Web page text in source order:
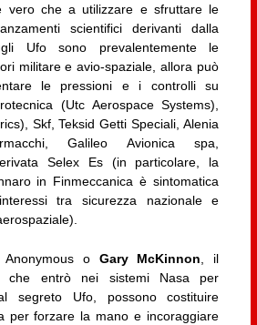
vero che a utilizzare e sfruttare le
scientifici derivanti dalla
Ufo sono prevalentemente le
militare e avio-spaziale, allora può
le pressioni e i controlli su
(Utc Aerospace Systems),
Skf, Teksid Getti Speciali, Alenia
Galileo Avionica spa,
Selex Es (in particolare, la
in Finmeccanica è sintomatica
tra sicurezza nazionale e
o Gary McKinnon, il
che entrò nei sistemi Nasa per
segreto Ufo, possono costituire
per forzare la mano e incoraggiare